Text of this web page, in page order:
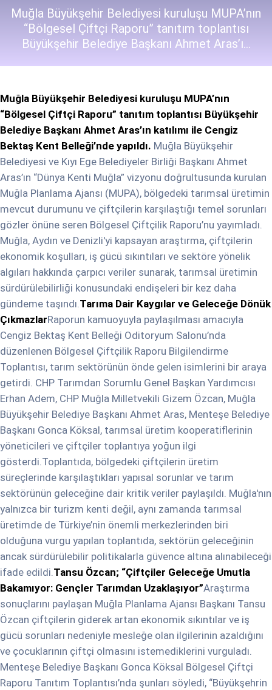
Muğla Büyükşehir Belediyesi kuruluşu MUPA’nın
“Bölgesel Çiftçi Raporu” tanıtım toplantısı
Büyükşehir Belediye Başkanı Ahmet Aras’ı...
Muğla Büyükşehir Belediyesi kuruluşu MUPA’nın
“Bölgesel Çiftçi Raporu” tanıtım toplantısı Büyükşehir
Belediye Başkanı Ahmet Aras’ın katılımı ile Cengiz
Bektaş Kent Belleği’nde yapıldı. Muğla Büyükşehir
Belediyesi ve Kıyı Ege Belediyeler Birliği Başkanı Ahmet
Aras’ın “Dünya Kenti Muğla” vizyonu doğrultusunda kurulan
Muğla Planlama Ajansı (MUPA), bölgedeki tarımsal üretimin
mevcut durumunu ve çiftçilerin karşılaştığı temel sorunları
gözler önüne seren Bölgesel Çiftçilik Raporu’nu yayımladı.
Muğla, Aydın ve Denizli'yi kapsayan araştırma, çiftçilerin
ekonomik koşulları, iş gücü sıkıntıları ve sektöre yönelik
algıları hakkında çarpıcı veriler sunarak, tarımsal üretimin
sürdürülebilirliği konusundaki endişeleri bir kez daha
gündeme taşındı.Tarıma Dair Kaygılar ve Geleceğe Dönük
ÇıkmazlarRaporun kamuoyuyla paylaşılması amacıyla
Cengiz Bektaş Kent Belleği Oditoryum Salonu’nda
düzenlenen Bölgesel Çiftçilik Raporu Bilgilendirme
Toplantısı, tarım sektörünün önde gelen isimlerini bir araya
getirdi. CHP Tarımdan Sorumlu Genel Başkan Yardımcısı
Erhan Adem, CHP Muğla Milletvekili Gizem Özcan, Muğla
Büyükşehir Belediye Başkanı Ahmet Aras, Menteşe Belediye
Başkanı Gonca Köksal, tarımsal üretim kooperatiflerinin
yöneticileri ve çiftçiler toplantıya yoğun ilgi
gösterdi.Toplantıda, bölgedeki çiftçilerin üretim
süreçlerinde karşılaştıkları yapısal sorunlar ve tarım
sektörünün geleceğine dair kritik veriler paylaşıldı. Muğla'nın
yalnızca bir turizm kenti değil, aynı zamanda tarımsal
üretimde de Türkiye’nin önemli merkezlerinden biri
olduğuna vurgu yapılan toplantıda, sektörün geleceğinin
ancak sürdürülebilir politikalarla güvence altına alınabileceği
ifade edildi.Tansu Özcan; “Çiftçiler Geleceğe Umutla
Bakamıyor: Gençler Tarımdan Uzaklaşıyor”Araştırma
sonuçlarını paylaşan Muğla Planlama Ajansı Başkanı Tansu
Özcan çiftçilerin giderek artan ekonomik sıkıntılar ve iş
gücü sorunları nedeniyle mesleğe olan ilgilerinin azaldığını
ve çocuklarının çiftçi olmasını istemediklerini vurguladı.
Menteşe Belediye Başkanı Gonca Köksal Bölgesel Çiftçi
Raporu Tanıtım Toplantısı’nda şunları söyledi, “Büyükşehrin